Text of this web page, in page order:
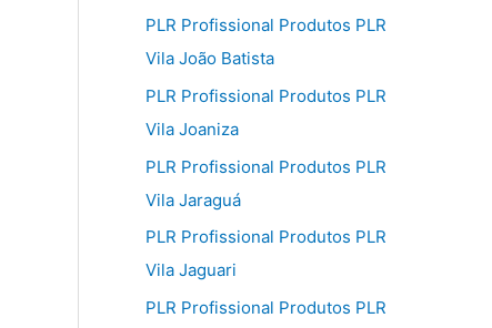
PLR Profissional Produtos PLR
Vila João Batista
PLR Profissional Produtos PLR
Vila Joaniza
PLR Profissional Produtos PLR
Vila Jaraguá
PLR Profissional Produtos PLR
Vila Jaguari
PLR Profissional Produtos PLR